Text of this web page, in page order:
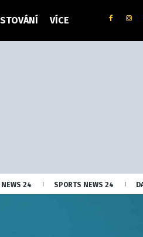
VÍCE
24 SPORTS NEWS 24